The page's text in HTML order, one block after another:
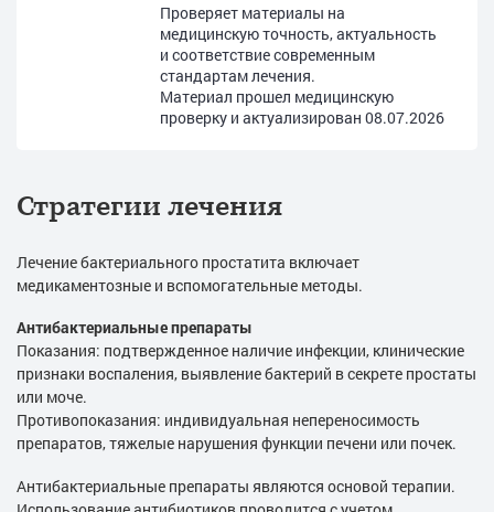
Проверяет материалы на
медицинскую точность, актуальность
и соответствие современным
стандартам лечения.
Материал прошел медицинскую
проверку и актуализирован 08.07.2026
Стратегии лечения
Лечение бактериального простатита включает
медикаментозные и вспомогательные методы.
Антибактериальные препараты
Показания: подтвержденное наличие инфекции, клинические
признаки воспаления, выявление бактерий в секрете простаты
или моче.
Противопоказания: индивидуальная непереносимость
препаратов, тяжелые нарушения функции печени или почек.
Антибактериальные препараты являются основой терапии.